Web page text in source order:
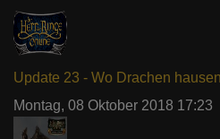
Update 23 - Wo Drachen
Montag, 08 Oktober 2018 17:23